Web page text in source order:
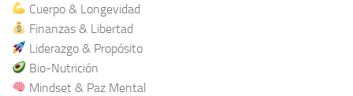
Cuerpo & Longevidad
Finanzas & Libertad
Liderazgo & Propósito
Bio-Nutrición
Mindset & Paz Mental